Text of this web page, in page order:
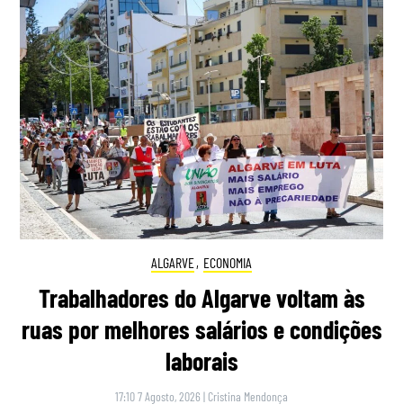
ALGARVE, ECONOMIA
Trabalhadores do Algarve voltam às
ruas por melhores salários e condições
laborais
17:10 7 Agosto, 2026 | Cristina Mendonça